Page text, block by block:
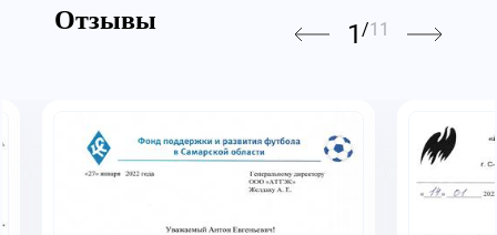
Отзывы 1 /11